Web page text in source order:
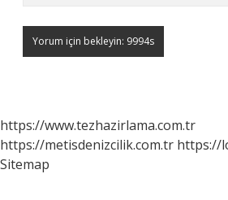
https://www.tezhazirlama.com.tr
https://metisdenizcilik.com.tr https://
Sitemap